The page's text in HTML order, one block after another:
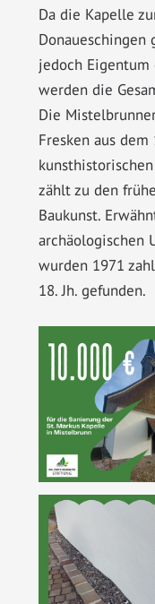
Da die Kapelle
Donaueschingen
jedoch
werden die
Die
Fresken aus
zählt zu den
Baukunst.
archäologischen
wurden 1971
18. Jh. gefunden.